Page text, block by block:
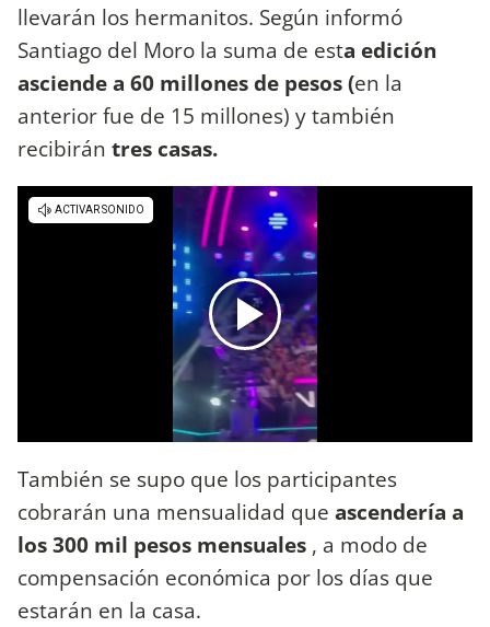
llevarán los hermanitos. Según informó
Santiago del Moro la suma de esta edición
asciende a 60 millones de pesos (en la
anterior fue de 15 millones) y también
recibirán tres casas.
También se supo que los participantes
cobrarán una mensualidad que ascendería a
los 300 mil pesos mensuales , a modo de
compensación económica por los días que
estarán en la casa.